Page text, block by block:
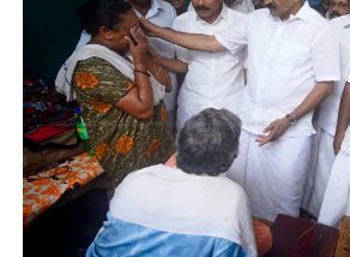
റെജി ചെറിയാൻ എം. എൽ. എ